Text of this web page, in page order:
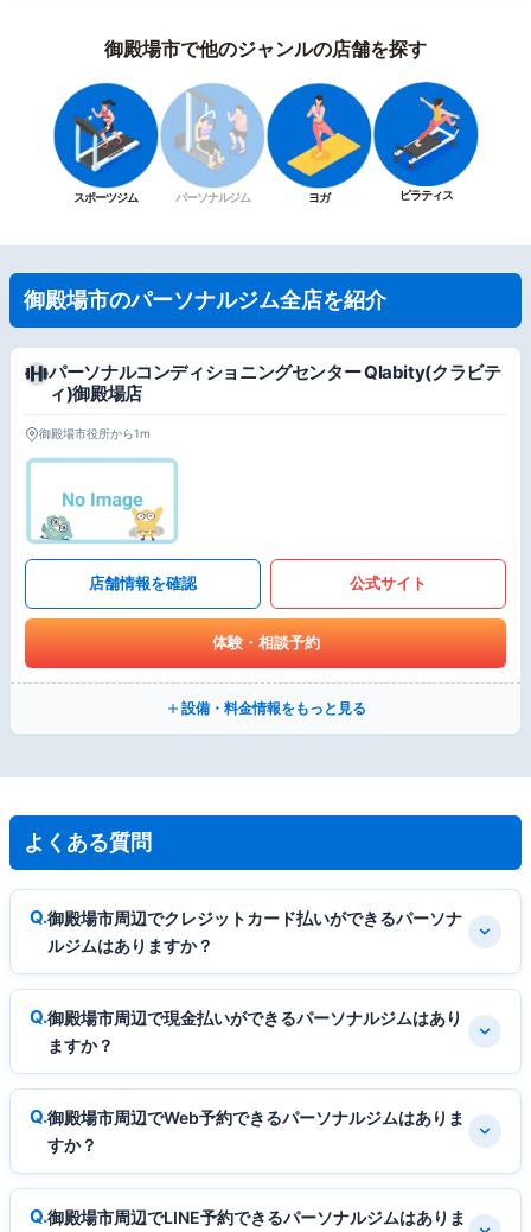
御殿場市で他のジャンルの店舗を探す
スポーツジム パーソナルジム ヨガ ピラティス
御殿場市のパーソナルジム全店を紹介
パーソナルコンディショニングセンター Qlabity(クラビテ
ィ)御殿場店
御殿場市役所から1m
店舗情報を確認 公式サイト
体験・相談予約
設備・料金情報をもっと見る
よくある質問
御殿場市周辺でクレジットカード払いができるパーソナ
ルジムはありますか？
御殿場市周辺で現金払いができるパーソナルジムはあり
ますか？
御殿場市周辺でWeb予約できるパーソナルジムはありま
すか？
御殿場市周辺でLINE予約できるパーソナルジムはありま